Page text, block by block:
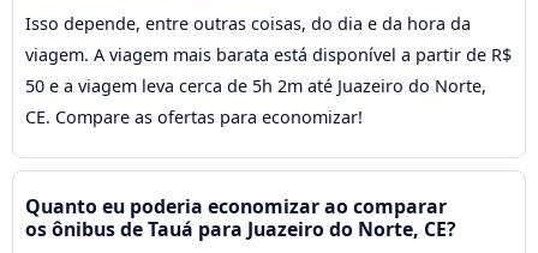
Isso depende, entre outras coisas, do dia e da hora da
viagem. A viagem mais barata está disponível a partir de R$
50 e a viagem leva cerca de 5h 2m até Juazeiro do Norte,
CE. Compare as ofertas para economizar!
Quanto eu poderia economizar ao comparar
os ônibus de Tauá para Juazeiro do Norte, CE?